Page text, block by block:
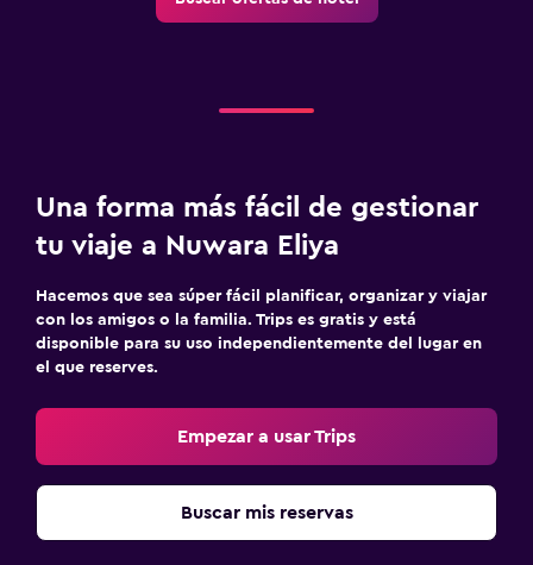
Una forma más fácil de gestionar
tu viaje a Nuwara Eliya
Hacemos que sea súper fácil planificar, organizar y viajar
con los amigos o la familia. Trips es gratis y está
disponible para su uso independientemente del lugar en
el que reserves.
Empezar a usar Trips
Buscar mis reservas